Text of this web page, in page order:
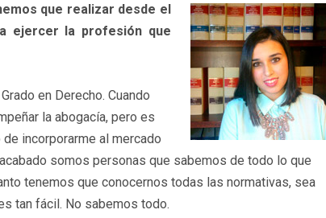
que realizar desde el
ejercer la profesión que
en Derecho. Cuando
la abogacía, pero es
incorporarme al mercado
somos personas que sabemos de todo lo que
tenemos que conocernos todas las normativas, sea
tan fácil. No sabemos todo.